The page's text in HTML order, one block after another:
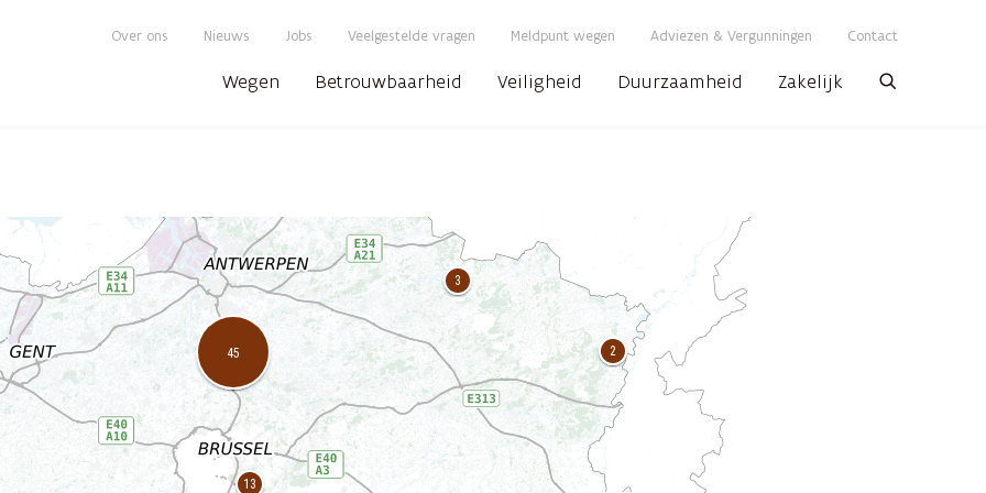
Over ons Nieuws Jobs Veelgestelde vragen Meldpunt wegen Adviezen & Vergunningen Contact
Wegen Betrouwbaarheid Veiligheid Duurzaamheid Zakelijk